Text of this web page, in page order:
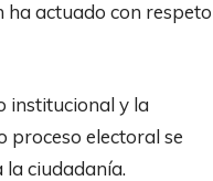
ha actuado con respeto
institucional y la
electoral se
ciudadanía.